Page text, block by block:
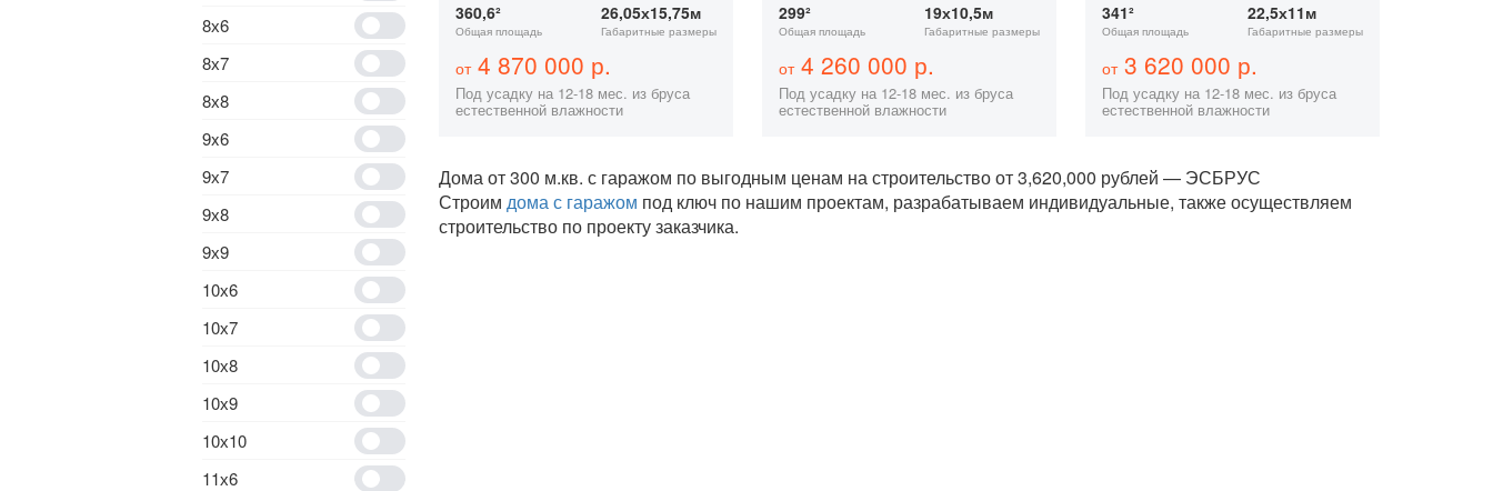
8х6
8х7
8х8
9x6
9х7
9х8
9х9
10х6
10х7
10х8
10х9
10х10
11х6
360,6²
Общая площадь
26,05х15,75м
Габаритные размеры
от4 870 000 р.
Под усадку на 12-18 мес. из бруса
естественной влажности
299²
Общая площадь
19х10,5м
Габаритные размеры
от4 260 000 р.
Под усадку на 12-18 мес. из бруса
естественной влажности
341²
Общая площадь
22,5х11м
Габаритные размеры
от3 620 000 р.
Под усадку на 12-18 мес. из бруса
естественной влажности
Дома от 300 м.кв. с гаражом по выгодным ценам на строительство от 3,620,000 рублей — ЭСБРУС
Строим дома с гаражом под ключ по нашим проектам, разрабатываем индивидуальные, также осуществляем
строительство по проекту заказчика.